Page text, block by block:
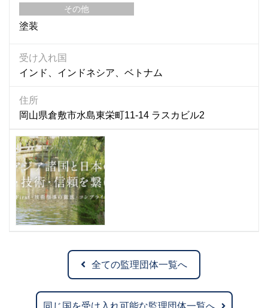
その他
塗装
受け入れ国
インド、インドネシア、ベトナム
住所
岡山県倉敷市水島東栄町11-14 ラスカビル2
全ての監理団体一覧へ
同じ国を受け入れ可能な監理団体一覧へ